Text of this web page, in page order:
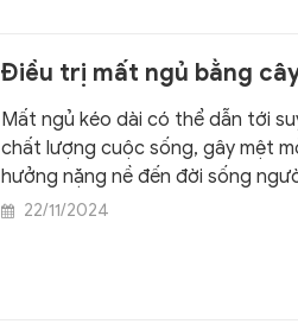
Điều trị mất ngủ bằng
Mất ngủ kéo dài có thể dẫn tới
chất lượng cuộc sống, gây mệt
hưởng nặng nề đến đời sống
22/11/2024